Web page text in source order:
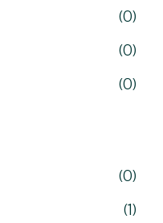
(0)
(0)
(0)
(0)
(1)